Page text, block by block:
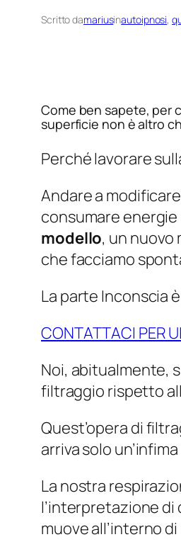
Scritto damariusinautoipnosi,
Come ben sapete, per
superficie non è altro
Perché lavorare
Andare a
consumare
modello, un nuovo
che facciamo
La parte Inconscia
CONTATTACI PER
Noi, abitualmente,
filtraggio rispetto
Quest’opera di
arriva solo
La nostra
l’interpretazione
muove all’interno di